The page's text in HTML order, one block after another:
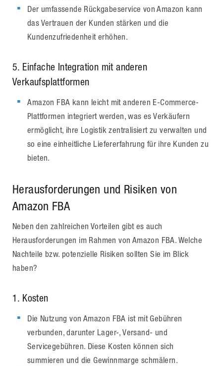
Der umfassende Rückgabeservice von Amazon kann
das Vertrauen der Kunden stärken und die
Kundenzufriedenheit erhöhen.
5. Einfache Integration mit anderen
Verkaufsplattformen
Amazon FBA kann leicht mit anderen E-Commerce-
Plattformen integriert werden, was es Verkäufern
ermöglicht, ihre Logistik zentralisiert zu verwalten und
so eine einheitliche Liefererfahrung für ihre Kunden zu
bieten.
Herausforderungen und Risiken von
Amazon FBA
Neben den zahlreichen Vorteilen gibt es auch
Herausforderungen im Rahmen von Amazon FBA. Welche
Nachteile bzw. potenzielle Risiken sollten Sie im Blick
haben?
1. Kosten
Die Nutzung von Amazon FBA ist mit Gebühren
verbunden, darunter Lager-, Versand- und
Servicegebühren. Diese Kosten können sich
summieren und die Gewinnmarge schmälern.